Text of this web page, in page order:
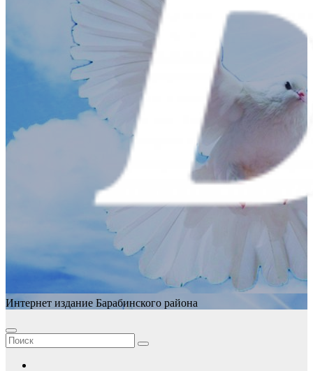
Интернет издание Барабинского района